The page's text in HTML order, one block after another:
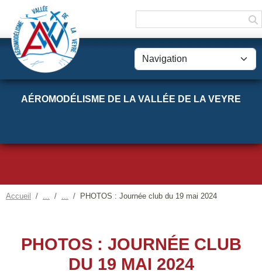
AÉROMODÉLISME DE LA VALLÉE DE LA VEYRE
Accueil PHOTOS : Journée club du 19 mai 2024
PHOTOS : JOURNÉE CLUB
DU 19 MAI 2024
Panneau de gestion des cookies